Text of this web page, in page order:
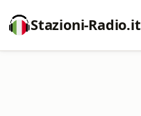
Stazioni-Radio.it